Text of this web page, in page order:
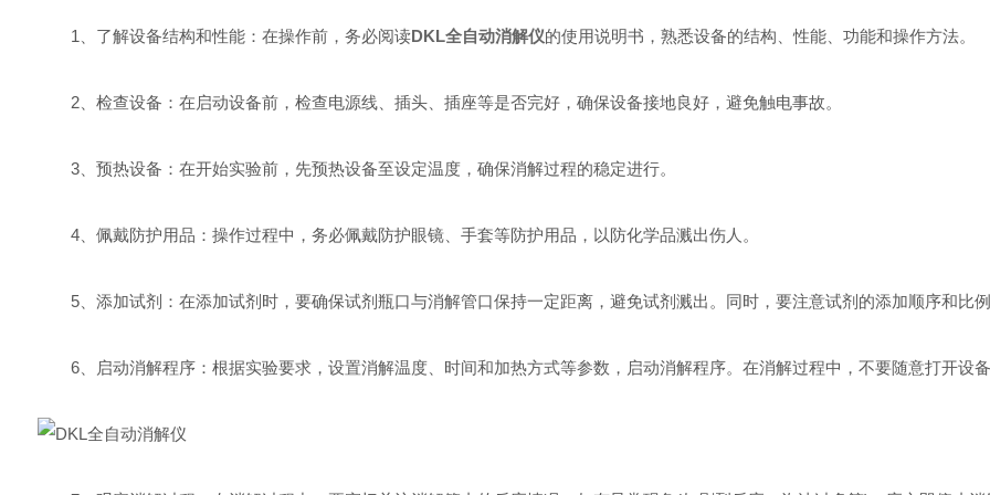
1、了解设备结构和性能：在操作前，务必阅读DKL全自动消解仪的使用说明书，熟悉设备的结构、性能、功能和操作方法。
2、检查设备：在启动设备前，检查电源线、插头、插座等是否完好，确保设备接地良好，避免触电事故。
3、预热设备：在开始实验前，先预热设备至设定温度，确保消解过程的稳定进行。
4、佩戴防护用品：操作过程中，务必佩戴防护眼镜、手套等防护用品，以防化学品溅出伤人。
5、添加试剂：在添加试剂时，要确保试剂瓶口与消解管口保持一定距离，避免试剂溅出。同时，要注意试剂的添加顺序和比
6、启动消解程序：根据实验要求，设置消解温度、时间和加热方式等参数，启动消解程序。在消解过程中，不要随意打开设